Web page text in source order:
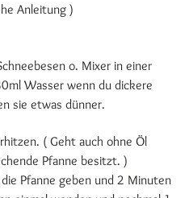
Anleitung )
o. Mixer in einer
Wasser wenn du dickere
sie etwas dünner.
( Geht auch ohne Öl
Pfanne besitzt. )
Pfanne geben und 2 Minuten